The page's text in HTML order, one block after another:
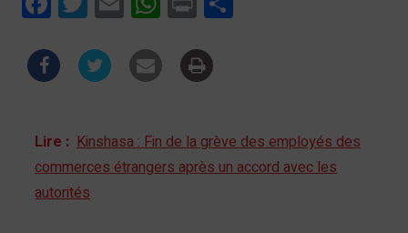
Lire : Kinshasa : Fin de la grève des employés des
commerces étrangers après un accord avec les
autorités